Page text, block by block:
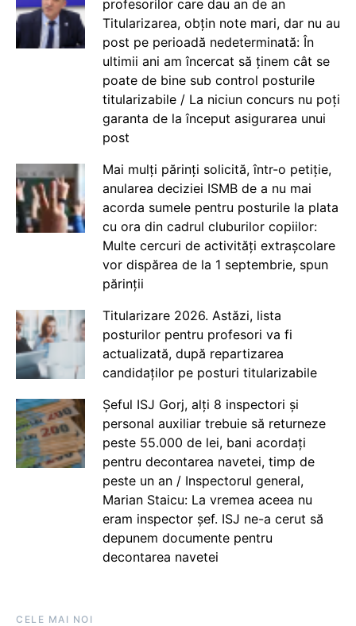
profesorilor care dau an de an
Titularizarea, obțin note mari, dar nu au
post pe perioadă nedeterminată: În
ultimii ani am încercat să ținem cât se
poate de bine sub control posturile
titularizabile / La niciun concurs nu poți
garanta de la început asigurarea unui
post
Mai mulți părinți solicită, într-o petiție,
anularea deciziei ISMB de a nu mai
acorda sumele pentru posturile la plata
cu ora din cadrul cluburilor copiilor:
Multe cercuri de activități extrașcolare
vor dispărea de la 1 septembrie, spun
părinții
Titularizare 2026. Astăzi, lista
posturilor pentru profesori va fi
actualizată, după repartizarea
candidaților pe posturi titularizabile
Șeful ISJ Gorj, alți 8 inspectori și
personal auxiliar trebuie să returneze
peste 55.000 de lei, bani acordați
pentru decontarea navetei, timp de
peste un an / Inspectorul general,
Marian Staicu: La vremea aceea nu
eram inspector șef. ISJ ne-a cerut să
depunem documente pentru
decontarea navetei
CELE MAI NOI